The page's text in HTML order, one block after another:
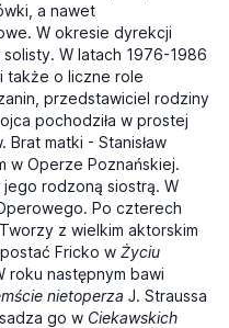
a nawet
W okresie dyrekcji
solisty. W latach 1976-1986
także o liczne role
przedstawiciel rodziny
pochodziła w prostej
Brat matki - Stanisław
w Operze Poznańskiej.
jego rodzoną siostrą. W
Po czterech
z wielkim aktorskim
Fricko w Życiu
roku następnym bawi
nietoperza J. Straussa
go w Ciekawskich